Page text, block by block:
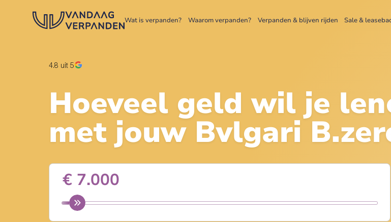
Wat is verpanden? Waarom verpanden? Verpanden & blijven rijden Sale &
4.8 uit 5
Hoeveel geld wil je
met jouw Bvlgari